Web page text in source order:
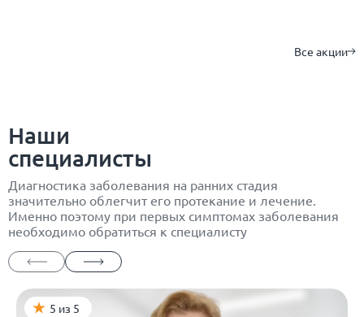
Все акции
Наши
специалисты
Диагностика заболевания на ранних стадия
значительно облегчит его протекание и лечение.
Именно поэтому при первых симптомах заболевания
необходимо обратиться к специалисту
5 из 5